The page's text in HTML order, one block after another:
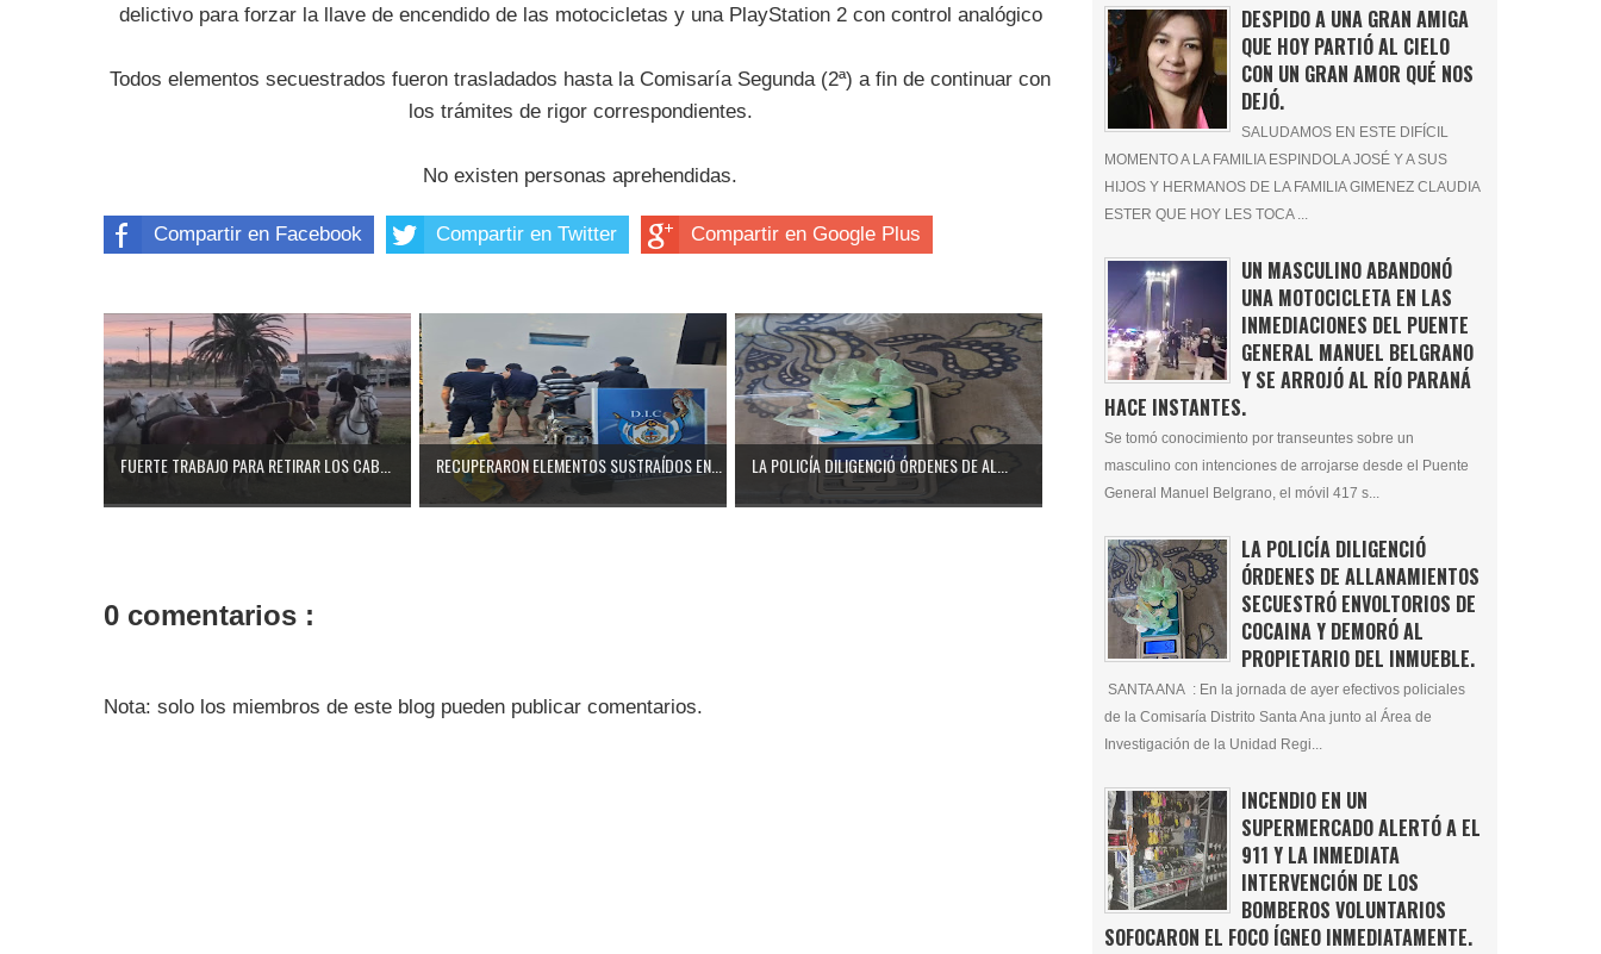
delictivo para forzar la llave de encendido de las motocicletas y una PlayStation 2 con control analógico
Todos elementos secuestrados fueron trasladados hasta la Comisaría Segunda (2ª) a fin de continuar con
los trámites de rigor correspondientes.
No existen personas aprehendidas.
Compartir en Facebook Compartir en Twitter Compartir en Google Plus
FUERTE TRABAJO PARA RETIRAR LOS CAB... RECUPERARON ELEMENTOS SUSTRAÍDOS EN... LA POLICÍA DILIGENCIÓ ÓRDENES DE AL...
0 comentarios :
Nota: solo los miembros de este blog pueden publicar comentarios.
DESPIDO A UNA GRAN AMIGA
QUE HOY PARTIÓ AL CIELO
CON UN GRAN AMOR QUÉ NOS
DEJÓ.
SALUDAMOS EN ESTE DIFÍCIL
MOMENTO A LA FAMILIA ESPINDOLA JOSÉ Y A SUS
HIJOS Y HERMANOS DE LA FAMILIA GIMENEZ CLAUDIA
ESTER QUE HOY LES TOCA ...
UN MASCULINO ABANDONÓ
UNA MOTOCICLETA EN LAS
INMEDIACIONES DEL PUENTE
GENERAL MANUEL BELGRANO
Y SE ARROJÓ AL RÍO PARANÁ
HACE INSTANTES.
Se tomó conocimiento por transeuntes sobre un
masculino con intenciones de arrojarse desde el Puente
General Manuel Belgrano, el móvil 417 s...
LA POLICÍA DILIGENCIÓ
ÓRDENES DE ALLANAMIENTOS
SECUESTRÓ ENVOLTORIOS DE
COCAINA Y DEMORÓ AL
PROPIETARIO DEL INMUEBLE.
SANTA ANA : En la jornada de ayer efectivos policiales
de la Comisaría Distrito Santa Ana junto al Área de
Investigación de la Unidad Regi...
INCENDIO EN UN
SUPERMERCADO ALERTÓ A EL
911 Y LA INMEDIATA
INTERVENCIÓN DE LOS
BOMBEROS VOLUNTARIOS
SOFOCARON EL FOCO ÍGNEO INMEDIATAMENTE.